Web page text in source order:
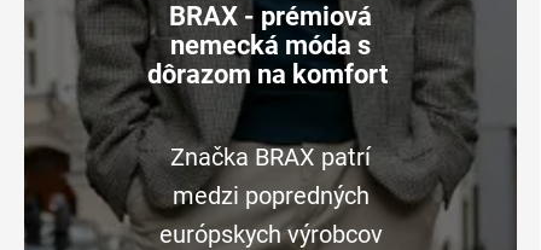
BRAX - prémiová
nemecká móda s
dôrazom na komfort
Značka BRAX patrí
medzi popredných
európskych výrobcov